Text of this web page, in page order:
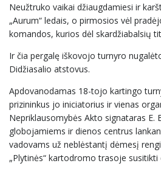
Neužtruko vaikai džiaugdamiesi ir
„Aurum“ ledais, o pirmosios vėl
komandos, kurios dėl skardžiabalsių
Ir čia pergalę iškovojo turnyro
Didžiasalio atstovus.
Apdovanodamas 18-tojo kartingo
prizininkus jo iniciatorius ir vienas
Nepriklausomybės Akto signataras E.
globojamiems ir dienos centrus
vadovams už neblėstantį dėmesį
„Plytinės“ kartodromo trasoje susitikti